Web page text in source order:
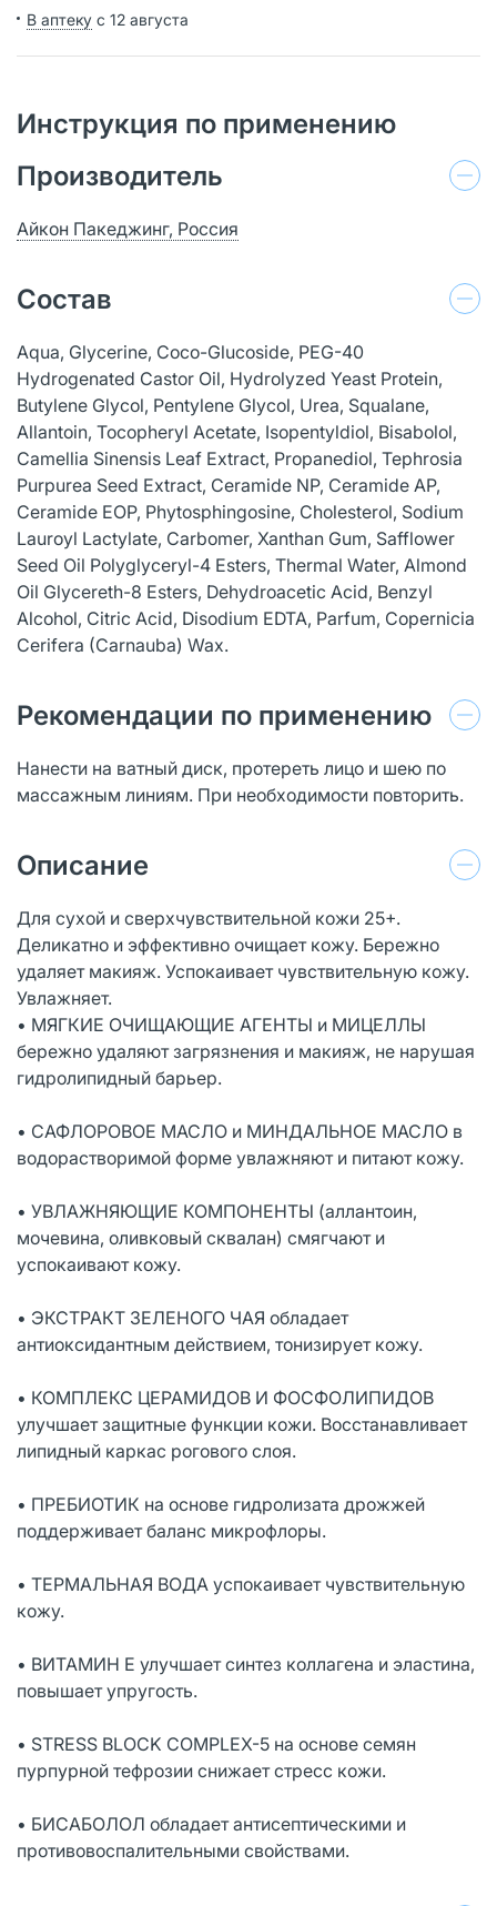
В аптеку с 12 августа
Инструкция по применению
Производитель
Айкон Пакеджинг, Россия
Состав
Aqua, Glycerine, Coco-Glucoside, PEG-40
Hydrogenated Castor Oil, Hydrolyzed Yeast Protein,
Butylene Glycol, Pentylene Glycol, Urea, Squalane,
Allantoin, Tocopheryl Acetate, Isopentyldiol, Bisabolol,
Camellia Sinensis Leaf Extract, Propanediol, Tephrosia
Purpurea Seed Extract, Ceramide NP, Ceramide AP,
Ceramide EOP, Phytosphingosine, Cholesterol, Sodium
Lauroyl Lactylate, Carbomer, Xanthan Gum, Safflower
Seed Oil Polyglyceryl-4 Esters, Thermal Water, Almond
Oil Glycereth-8 Esters, Dehydroacetic Acid, Benzyl
Alcohol, Citric Acid, Disodium EDTA, Parfum, Copernicia
Cerifera (Carnauba) Wax.
Рекомендации по применению
Нанести на ватный диск, протереть лицо и шею по
массажным линиям. При необходимости повторить.
Описание
Для сухой и сверхчувствительной кожи 25+.
Деликатно и эффективно очищает кожу. Бережно
удаляет макияж. Успокаивает чувствительную кожу.
Увлажняет.
• МЯГКИЕ ОЧИЩАЮЩИЕ АГЕНТЫ и МИЦЕЛЛЫ
бережно удаляют загрязнения и макияж, не нарушая
гидролипидный барьер.
• САФЛОРОВОЕ МАСЛО и МИНДАЛЬНОЕ МАСЛО в
водорастворимой форме увлажняют и питают кожу.
• УВЛАЖНЯЮЩИЕ КОМПОНЕНТЫ (аллантоин,
мочевина, оливковый сквалан) смягчают и
успокаивают кожу.
• ЭКСТРАКТ ЗЕЛЕНОГО ЧАЯ обладает
антиоксидантным действием, тонизирует кожу.
• КОМПЛЕКС ЦЕРАМИДОВ И ФОСФОЛИПИДОВ
улучшает защитные функции кожи. Восстанавливает
липидный каркас рогового слоя.
• ПРЕБИОТИК на основе гидролизата дрожжей
поддерживает баланс микрофлоры.
• ТЕРМАЛЬНАЯ ВОДА успокаивает чувствительную
кожу.
• ВИТАМИН Е улучшает синтез коллагена и эластина,
повышает упругость.
• STRESS BLOCK COMPLEX-5 на основе семян
пурпурной тефрозии снижает стресс кожи.
• БИСАБОЛОЛ обладает антисептическими и
противовоспалительными свойствами.